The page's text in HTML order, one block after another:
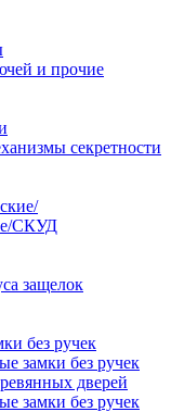
и прочие
секретности
СКУД
защелок
без ручек
замки без ручек
дверей
замки без ручек